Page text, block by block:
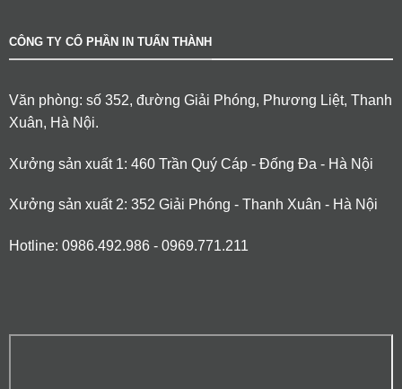
CÔNG TY CỔ PHẦN IN TUẤN THÀNH
Văn phòng: số 352, đường Giải Phóng, Phương Liệt, Thanh
Xuân, Hà Nội.
Xưởng sản xuất 1: 460 Trần Quý Cáp - Đống Đa - Hà Nội
Xưởng sản xuất 2: 352 Giải Phóng - Thanh Xuân - Hà Nội
Hotline: 0986.492.986 - 0969.771.211